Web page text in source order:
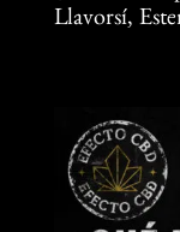
Llavorsí,